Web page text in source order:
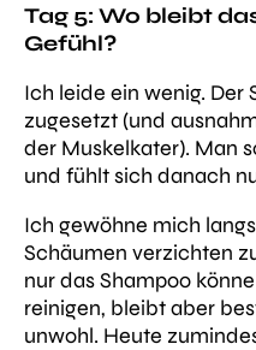
Tag 5: Wo bleibt
Gefühl?
Ich leide ein wenig.
zugesetzt (und
der Muskelkater). Man
und fühlt sich danach
Ich gewöhne mich
Schäumen verzichten
nur das Shampoo
reinigen, bleibt aber
unwohl. Heute